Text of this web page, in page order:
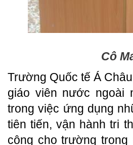
Cô
Trường Quốc tế Á
giáo viên nước ngoài
trong việc ứng dụng
tiên tiến, vận hành tri
công cho trường trong